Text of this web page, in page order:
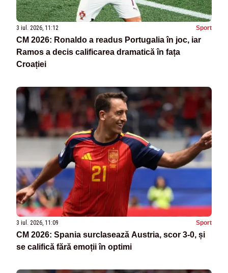
3 iul. 2026, 11:12 Sport
CM 2026: Ronaldo a readus Portugalia în joc, iar
Ramos a decis calificarea dramatică în fața
Croației
3 iul. 2026, 11:09 Sport
CM 2026: Spania surclasează Austria, scor 3-0, și
se califică fără emoții în optimi